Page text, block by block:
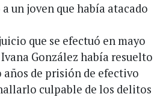
un joven que había atacado
que se efectuó en mayo
González había resuelto
de prisión de efectivo
culpable de los delitos